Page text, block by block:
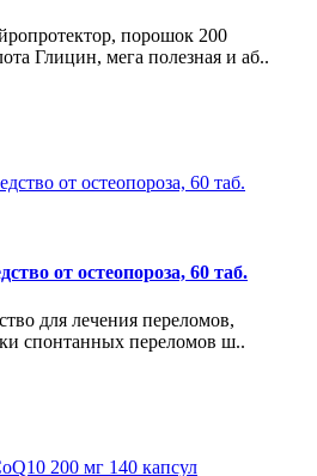
порошок 200
Глицин, мега полезная и аб..
от остеопороза, 60 таб.
для лечения переломов,
спонтанных переломов ш..